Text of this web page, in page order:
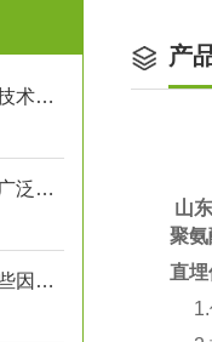
钢套钢蒸汽保温管的设计原理与技术创新
聚氨酯保温管在哪些行业中得到广泛应用？
直埋保温管道的设计需要考虑哪些因素？
产
聚
直埋
1.保